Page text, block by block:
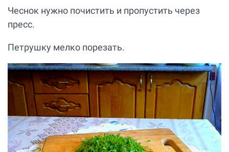
Чеснок нужно почистить и пропустить через
пресс.
Петрушку мелко порезать.